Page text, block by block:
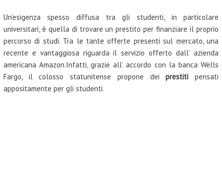
Un’esigenza spesso diffusa tra gli studenti, in particolare
universitari, è quella di trovare un prestito per finanziare il proprio
percorso di studi. Tra le tante offerte presenti sul mercato, una
recente e vantaggiosa riguarda il servizio offerto dall’ azienda
americana Amazon.Infatti, grazie all’ accordo con la banca Wells
Fargo, il colosso statunitense propone deiprestiti pensati
appositamente per gli studenti.